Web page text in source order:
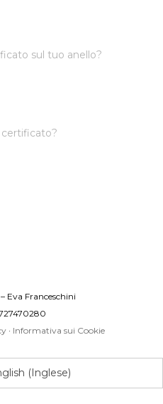
sul tuo anello?
Eva Franceschini
· Informativa sui Cookie
(Inglese)